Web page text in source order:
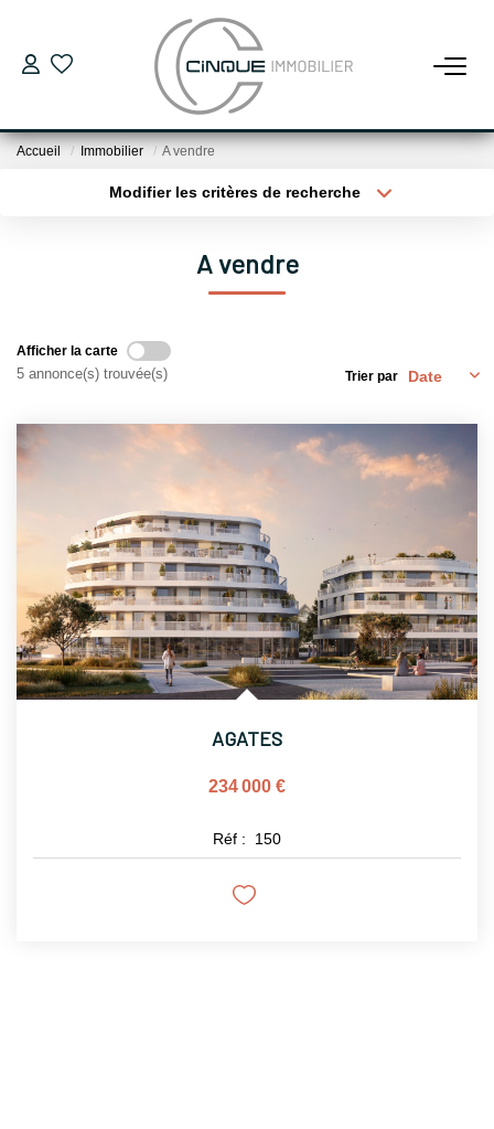
ACHETER
Appartements
Parking
VENDRE
PROGRAMMES NEUFS
NOTRE AGENCE
Notre Histoire
Notre Équipe
Cinque Groupe
Nos Actualités
CONTACT
Accueil Immobilier A vendre
Modifier les critères de recherche
A vendre
Afficher la carte
5 annonce(s) trouvée(s) Trier par
AGATES
234 000 €
Réf : 150